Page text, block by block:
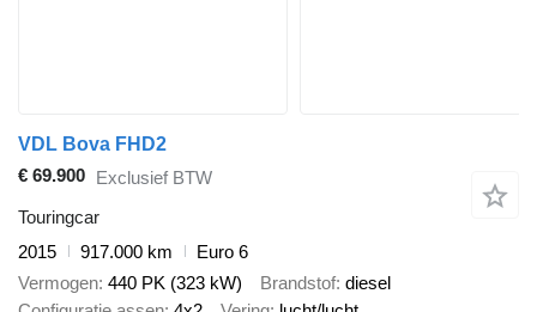
VDL Bova FHD2
€ 69.900 Exclusief BTW
Touringcar
2015
917.000 km
Euro 6
Vermogen 440 PK (323 kW) Brandstof diesel